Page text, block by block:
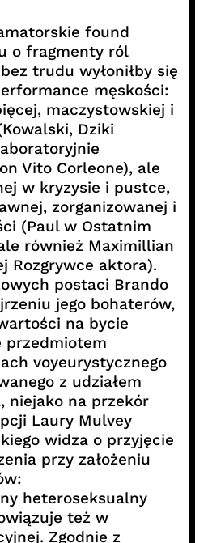
found
o fragmenty ról
trudu wyłoniłby się
męskości:
maczystowskiej i
Dziki
Vito Corleone), ale
w kryzysie i pustce,
zorganizowanej i
(Paul w Ostatnim
również Maximillian
Rozgrywce aktora).
postaci Brando
jego bohaterów,
na bycie
przedmiotem
voyeurystycznego
z udziałem
niejako na przekór
Laury Mulvey
widza o przyjęcie
przy założeniu
heteroseksualny
też w
Zgodnie z